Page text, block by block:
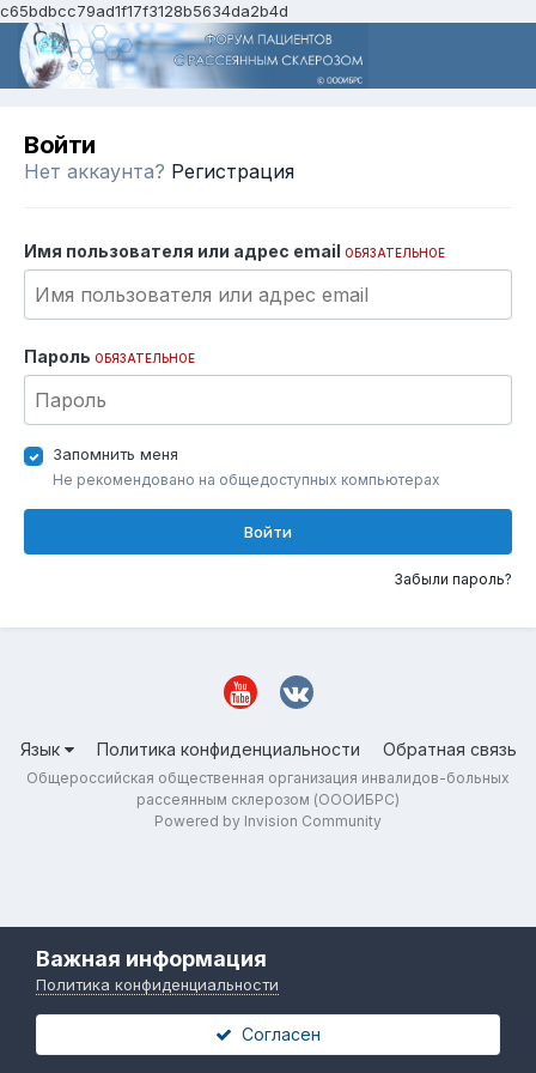
c65bdbcc79ad1f17f3128b5634da2b4d
Войти
Нет аккаунта? Регистрация
Имя пользователя или адрес email ОБЯЗАТЕЛЬНОЕ
Пароль ОБЯЗАТЕЛЬНОЕ
Запомнить меня
Не рекомендовано на общедоступных компьютерах
Войти
Забыли пароль?
Язык Политика конфиденциальности Обратная связь
Общероссийская общественная организация инвалидов-больных
рассеянным склерозом (ОООИБРС)
Powered by Invision Community
Важная информация
Политика конфиденциальности
Согласен